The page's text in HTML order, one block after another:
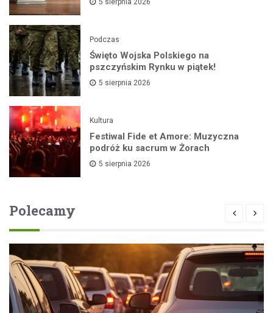
Podczas
Święto Wojska Polskiego na
pszczyńskim Rynku w piątek!
5 sierpnia 2026
Kultura
Festiwal Fide et Amore: Muzyczna
podróż ku sacrum w Żorach
5 sierpnia 2026
Polecamy